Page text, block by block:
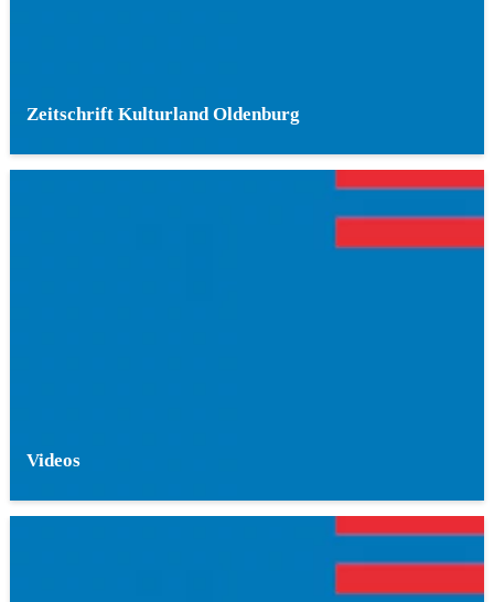
Zeitschrift Kulturland Oldenburg
Videos